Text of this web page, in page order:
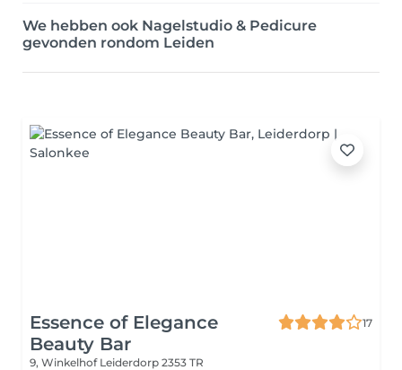
We hebben ook Nagelstudio & Pedicure
gevonden rondom Leiden
Essence of Elegance
Beauty Bar
17
9, Winkelhof Leiderdorp 2353 TR